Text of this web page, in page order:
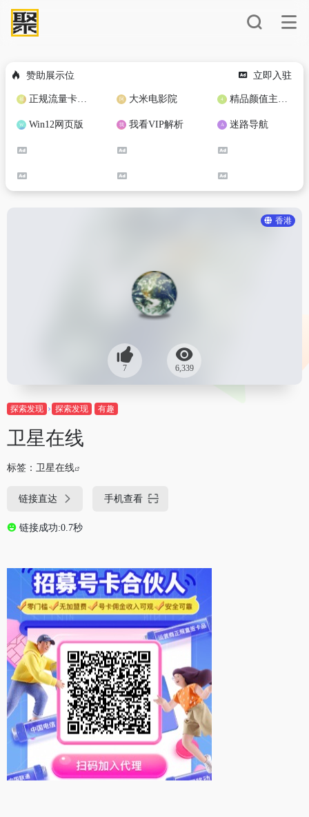
赞助展示位 立即入驻
正规流量卡免费加盟合作 大米电影院 精品颜值主播定制
Win12网页版 我看VIP解析 迷路导航
香港
7 6,339
探索发现 探索发现 有趣
卫星在线
标签： 卫星在线
链接直达 手机查看
链接成功:0.7秒